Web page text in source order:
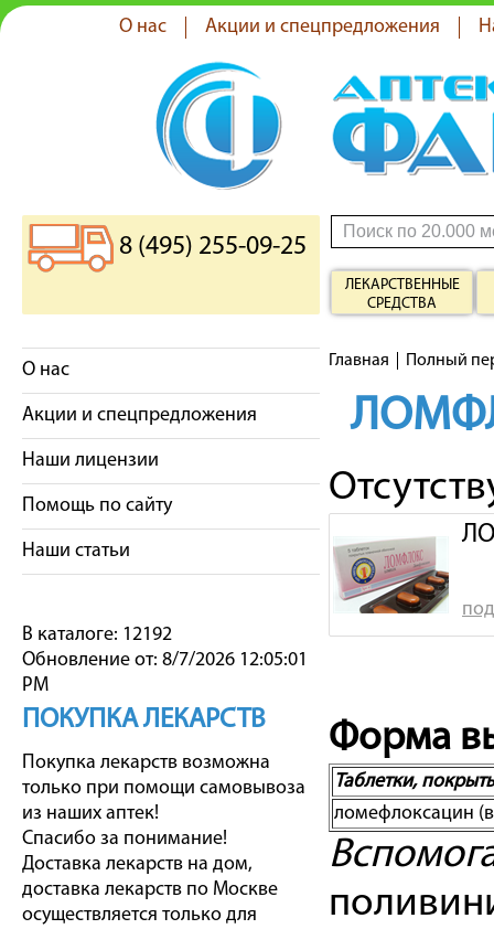
О нас Акции и спецпредложения
8 (495) 255-09-25
ЛЕКАРСТВЕННЫЕ
СРЕДСТВА
О нас
Акции и спецпредложения
Наши лицензии
Помощь по сайту
Наши статьи
В каталоге: 12192
Обновление от: 8/7/2026 12:05:01
PM
ПОКУПКА ЛЕКАРСТВ
Покупка лекарств возможна
только при помощи самовывоза
из наших аптек!
Спасибо за понимание!
Доставка лекарств на дом,
доставка лекарств по Москве
осуществляется только для
Главная Полный
Форма
Таблетки,
ломефлоксацин